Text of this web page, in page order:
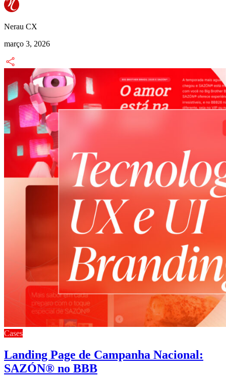
Nerau CX
março 3, 2026
Cases
Landing Page de Campanha Nacional:
SAZÓN® no BBB